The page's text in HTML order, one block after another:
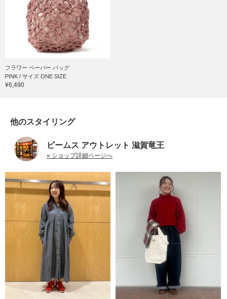
フラワー ペーパー バッグ
PINK / サイズ ONE SIZE
¥6,490
他のスタイリング
ビームス アウトレット 滋賀竜王
» ショップ詳細ページへ